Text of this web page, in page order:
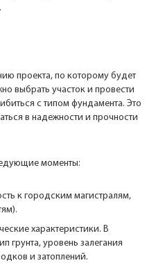
проекта, по которому будет
выбрать участок и провести
с типом фундамента. Это
в надежности и прочности
моменты:
к городским магистралям,
характеристики. В
грунта, уровень залегания
и затоплений.